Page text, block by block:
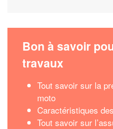
Bon à savoir
travaux
Tout savoir sur la
moto
Caractéristiques
Tout savoir sur